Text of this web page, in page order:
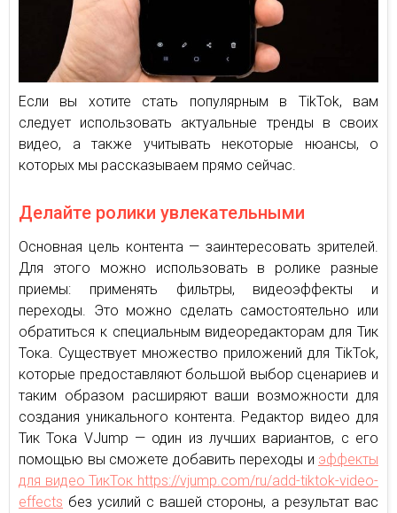
Если вы хотите стать популярным в TikTok, вам
следует использовать актуальные тренды в своих
видео, а также учитывать некоторые нюансы, о
которых мы рассказываем прямо сейчас.
Делайте ролики увлекательными
Основная цель контента — заинтересовать зрителей.
Для этого можно использовать в ролике разные
приемы: применять фильтры, видеоэффекты и
переходы. Это можно сделать самостоятельно или
обратиться к специальным видеоредакторам для Тик
Тока. Существует множество приложений для TikTok,
которые предоставляют большой выбор сценариев и
таким образом расширяют ваши возможности для
создания уникального контента. Редактор видео для
Тик Тока VJump — один из лучших вариантов, с его
помощью вы сможете добавить переходы и эффекты
для видео ТикТок https://vjump.com/ru/add-tiktok-video-
effects без усилий с вашей стороны, а результат вас